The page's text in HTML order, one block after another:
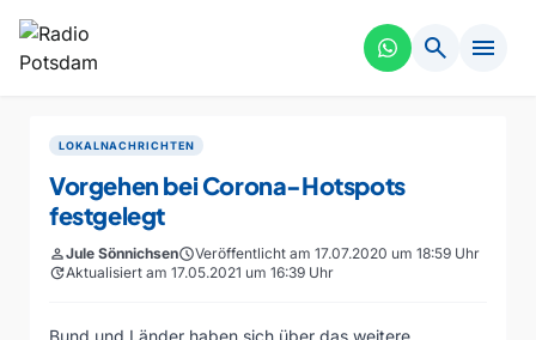
search menu
LOKALNACHRICHTEN
Vorgehen bei Corona-Hotspots
festgelegt
personJule SönnichsenscheduleVeröffentlicht am 17.07.2020 um 18:59 Uhr
updateAktualisiert am 17.05.2021 um 16:39 Uhr
Bund und Länder haben sich über das weitere